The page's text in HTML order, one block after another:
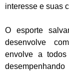
interesse e suas
O esporte
desenvolve
envolve a